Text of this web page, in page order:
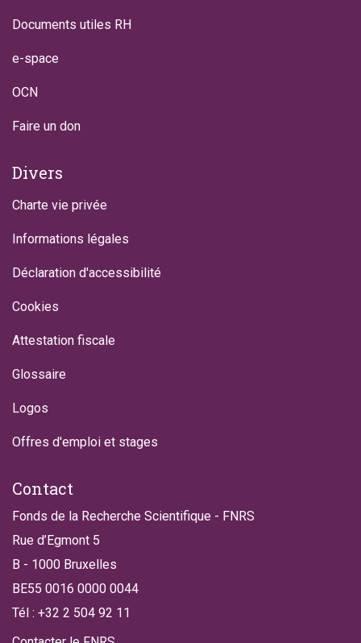
Documents utiles RH
e-space
OCN
Faire un don
Divers
Charte vie privée
Informations légales
Déclaration d'accessibilité
Cookies
Attestation fiscale
Glossaire
Logos
Offres d'emploi et stages
Contact
Fonds de la Recherche Scientifique - FNRS
Rue d’Egmont 5
B - 1000 Bruxelles
BE55 0016 0000 0044
Tél : +32 2 504 92 11